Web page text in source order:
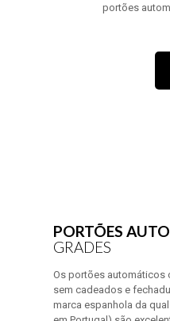
portões
PORTÕES
GRADES
Os portões automáticos
sem cadeados e
marca espanhola da